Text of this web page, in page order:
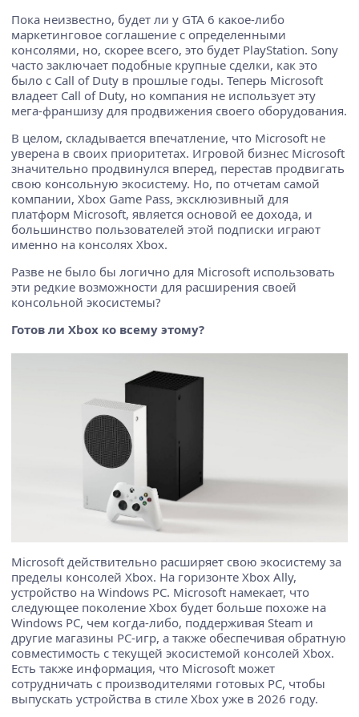
Пока неизвестно, будет ли у GTA 6 какое-либо
маркетинговое соглашение с определенными
консолями, но, скорее всего, это будет PlayStation. Sony
часто заключает подобные крупные сделки, как это
было с Call of Duty в прошлые годы. Теперь Microsoft
владеет Call of Duty, но компания не использует эту
мега-франшизу для продвижения своего оборудования.
В целом, складывается впечатление, что Microsoft не
уверена в своих приоритетах. Игровой бизнес Microsoft
значительно продвинулся вперед, перестав продвигать
свою консольную экосистему. Но, по отчетам самой
компании, Xbox Game Pass, эксклюзивный для
платформ Microsoft, является основой ее дохода, и
большинство пользователей этой подписки играют
именно на консолях Xbox.
Разве не было бы логично для Microsoft использовать
эти редкие возможности для расширения своей
консольной экосистемы?
Готов ли Xbox ко всему этому?
Microsoft действительно расширяет свою экосистему за
пределы консолей Xbox. На горизонте Xbox Ally,
устройство на Windows PC. Microsoft намекает, что
следующее поколение Xbox будет больше похоже на
Windows PC, чем когда-либо, поддерживая Steam и
другие магазины PC-игр, а также обеспечивая обратную
совместимость с текущей экосистемой консолей Xbox.
Есть также информация, что Microsoft может
сотрудничать с производителями готовых PC, чтобы
выпускать устройства в стиле Xbox уже в 2026 году.